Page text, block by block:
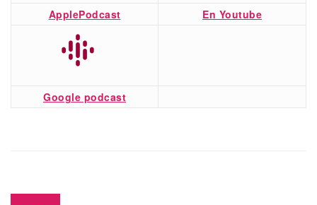
ApplePodcast En Youtube
Google podcast